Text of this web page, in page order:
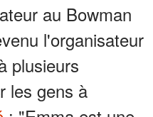
au Bowman
l'organisateur
plusieurs
les gens à